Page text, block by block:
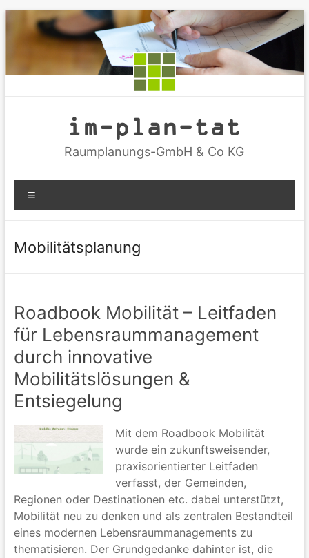
Zum
Inhalt
springen
im-plan-tat
Raumplanungs-GmbH & Co KG
Mobilitätsplanung
Roadbook Mobilität – Leitfaden
für Lebensraummanagement
durch innovative
Mobilitätslösungen &
Entsiegelung
Mit dem Roadbook Mobilität
wurde ein zukunftsweisender,
praxisorientierter Leitfaden
verfasst, der Gemeinden,
Regionen oder Destinationen etc. dabei unterstützt,
Mobilität neu zu denken und als zentralen Bestandteil
eines modernen Lebensraummanagements zu
thematisieren. Der Grundgedanke dahinter ist, die